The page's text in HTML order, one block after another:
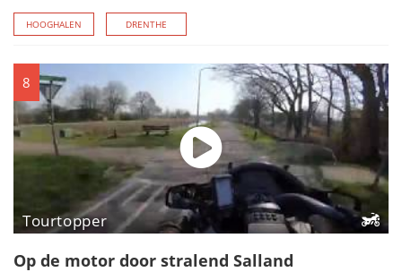
HOOGHALEN DRENTHE
8
Tourtopper
Op de motor door stralend Salland